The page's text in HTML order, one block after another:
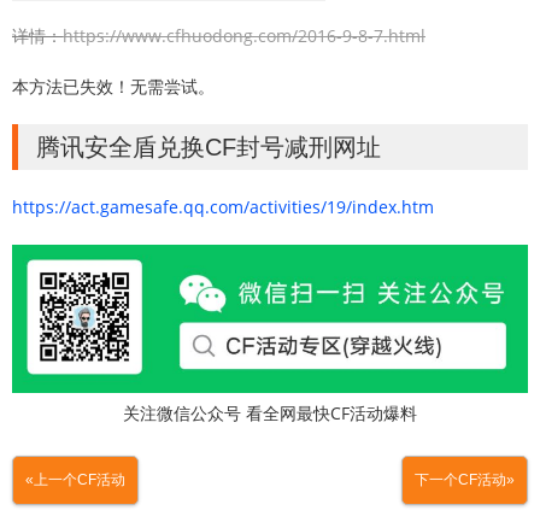
详情：https://www.cfhuodong.com/2016-9-8-7.html
本方法已失效！无需尝试。
腾讯安全盾兑换CF封号减刑网址
https://act.gamesafe.qq.com/activities/19/index.htm
关注微信公众号 看全网最快CF活动爆料
«上一个CF活动 下一个CF活动»